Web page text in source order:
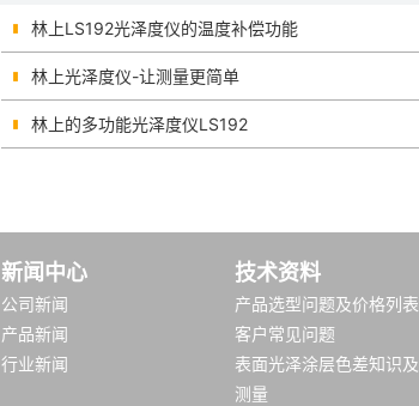
林上LS192光泽度仪的温度补偿功能
林上光泽度仪-让测量更简单
林上的多功能光泽度仪LS192
新闻中心
公司新闻
产品新闻
行业新闻
技术资料
产品选型问题及价格列表
客户常见问题
表面光泽涂层色差知识及
测量